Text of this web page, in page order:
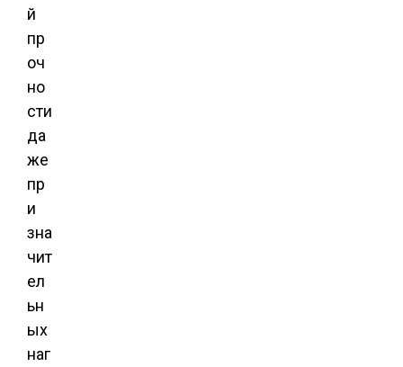
й
пр
оч
но
сти
да
же
пр
и
зна
чит
ел
ьн
ых
наг